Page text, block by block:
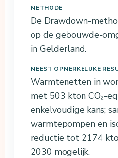
METHODE
De Drawdown-
op de gebouwde-
in Gelderland.
MEEST OPMERKELIJKE
Warmtenetten in
met 503 kton CO₂-
enkelvoudige kans;
warmtepompen en
reductie tot 2174
2030 mogelijk.